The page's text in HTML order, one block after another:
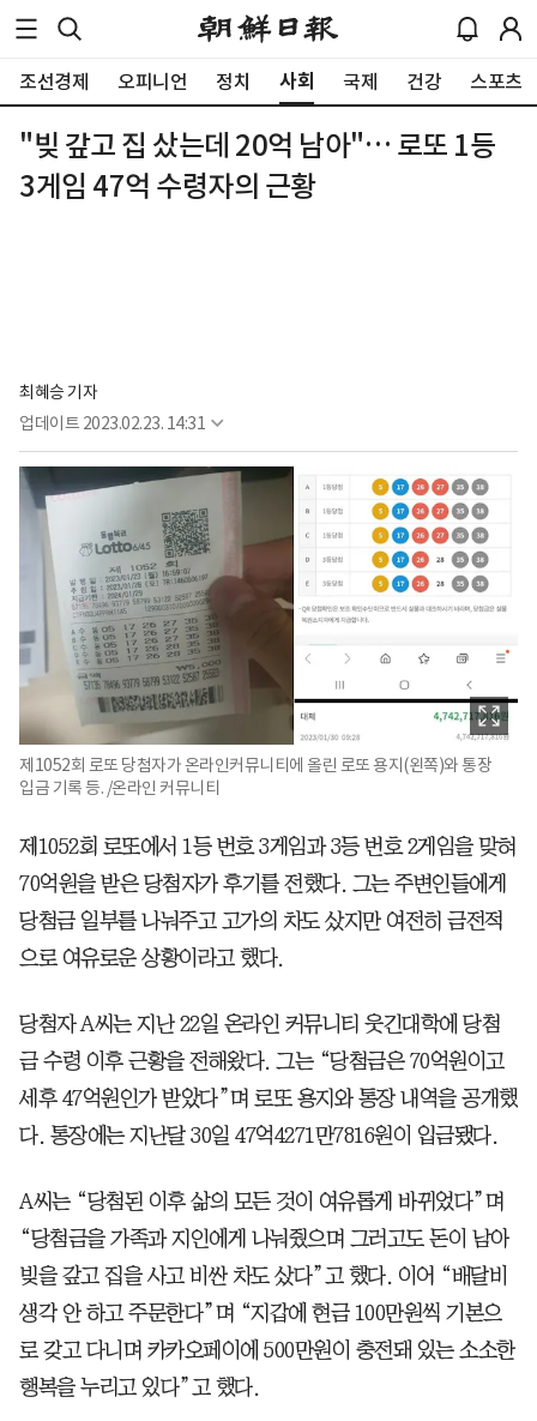
조선경제 오피니언 정치 사회 국제 건강 스포츠
"빚 갚고 집 샀는데 20억 남아"… 로또 1등
3게임 47억 수령자의 근황
최혜승 기자
업데이트 2023.02.23. 14:31
제1052회 로또 당첨자가 온라인커뮤니티에 올린 로또 용지(왼쪽)와 통장
입금 기록 등. /온라인 커뮤니티
제1052회 로또에서 1등 번호 3게임과 3등 번호 2게임을 맞혀
70억원을 받은 당첨자가 후기를 전했다. 그는 주변인들에게
당첨금 일부를 나눠주고 고가의 차도 샀지만 여전히 금전적
으로 여유로운 상황이라고 했다.
당첨자 A씨는 지난 22일 온라인 커뮤니티 웃긴대학에 당첨
금 수령 이후 근황을 전해왔다. 그는 “당첨금은 70억원이고
세후 47억원인가 받았다”며 로또 용지와 통장 내역을 공개했
다. 통장에는 지난달 30일 47억4271만7816원이 입금됐다.
A씨는 “당첨된 이후 삶의 모든 것이 여유롭게 바뀌었다”며
“당첨금을 가족과 지인에게 나눠줬으며 그러고도 돈이 남아
빚을 갚고 집을 사고 비싼 차도 샀다”고 했다. 이어 “배달비
생각 안 하고 주문한다”며 “지갑에 현금 100만원씩 기본으
로 갖고 다니며 카카오페이에 500만원이 충전돼 있는 소소한
행복을 누리고 있다”고 했다.